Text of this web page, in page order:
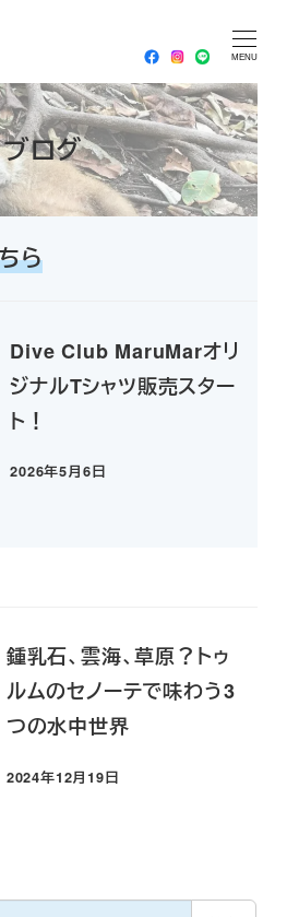
MENU
ブログ
ら
Dive Club MaruMarオリ
ジナルTシャツ販売スター
ト！
投稿日
2026年5月6日
鍾乳石、雲海、草原？トゥ
ルムのセノーテで味わう3
つの水中世界
投稿日
2024年12月19日